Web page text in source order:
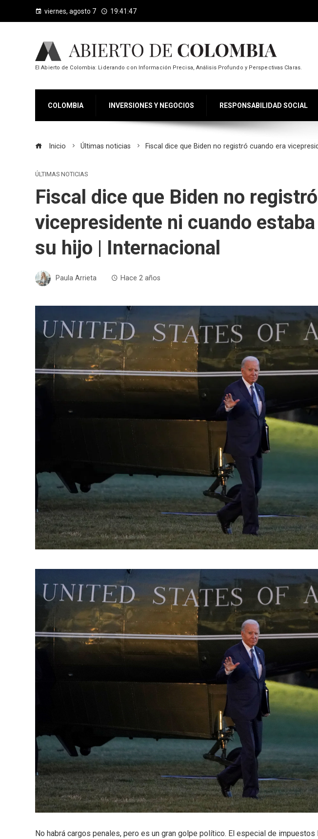
viernes, agosto 7 19:41:49
El Abierto de Colombia: Liderando con Información Precisa, Análisis Profundo y Perspectivas Claras.
COLOMBIA INVERSIONES Y NEGOCIOS RESPONSABILIDAD SOCIAL
Inicio Últimas noticias Fiscal dice que Biden no registró cuando era
ÚLTIMAS NOTICIAS
Fiscal dice que Biden no
vicepresidente ni cuando
su hijo | Internacional
Paula Arrieta Hace 2 años
No habrá cargos penales, pero es un gran golpe político. El especial de